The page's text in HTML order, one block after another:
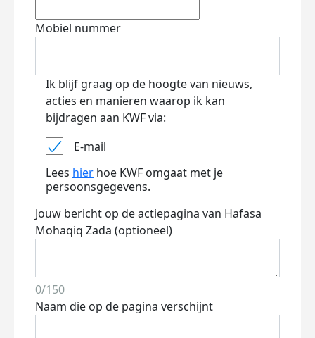
Mobiel nummer
Ik blijf graag op de hoogte van nieuws,
acties en manieren waarop ik kan
bijdragen aan KWF via:
E-mail
Lees hier hoe KWF omgaat met je
persoonsgegevens.
Jouw bericht op de actiepagina van Hafasa
Mohaqiq Zada (optioneel)
0/150
Naam die op de pagina verschijnt